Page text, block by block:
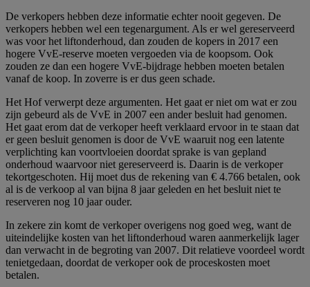
De verkopers hebben deze informatie echter nooit gegeven. De
verkopers hebben wel een tegenargument. Als er wel gereserveerd
was voor het liftonderhoud, dan zouden de kopers in 2017 een
hogere VvE-reserve moeten vergoeden via de koopsom. Ook
zouden ze dan een hogere VvE-bijdrage hebben moeten betalen
vanaf de koop. In zoverre is er dus geen schade.
Het Hof verwerpt deze argumenten. Het gaat er niet om wat er zou
zijn gebeurd als de VvE in 2007 een ander besluit had genomen.
Het gaat erom dat de verkoper heeft verklaard ervoor in te staan dat
er geen besluit genomen is door de VvE waaruit nog een latente
verplichting kan voortvloeien doordat sprake is van gepland
onderhoud waarvoor niet gereserveerd is. Daarin is de verkoper
tekortgeschoten. Hij moet dus de rekening van € 4.766 betalen, ook
al is de verkoop al van bijna 8 jaar geleden en het besluit niet te
reserveren nog 10 jaar ouder.
In zekere zin komt de verkoper overigens nog goed weg, want de
uiteindelijke kosten van het liftonderhoud waren aanmerkelijk lager
dan verwacht in de begroting van 2007. Dit relatieve voordeel wordt
tenietgedaan, doordat de verkoper ook de proceskosten moet
betalen.